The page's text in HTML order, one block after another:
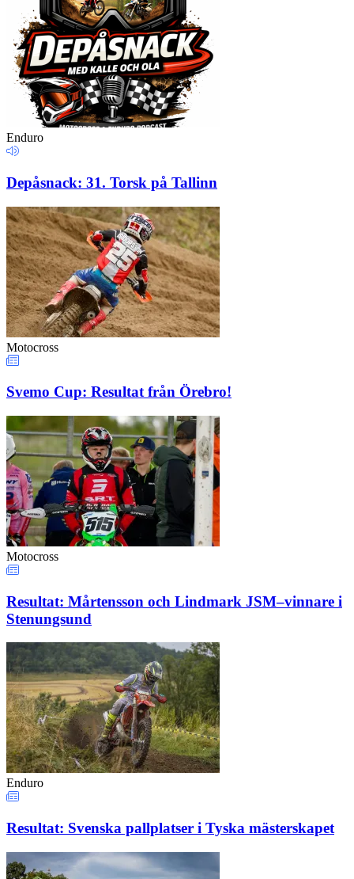
Enduro
Depåsnack: 31. Torsk på Tallinn
Motocross
Svemo Cup: Resultat från Örebro!
Motocross
Resultat: Mårtensson och Lindmark JSM–vinnare i
Stenungsund
Enduro
Resultat: Svenska pallplatser i Tyska mästerskapet